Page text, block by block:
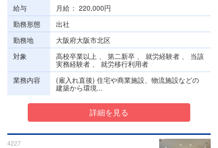
給与
月給
220,000円
勤務形態
出社
勤務地
大阪府大阪市北区
対象
高校卒業以上 、 第二新卒 、 就労経験者 、 当該
実務経験者 、 就労移行利用者
業務内容
(雇入れ直後) 住宅や商業施設、物流施設などの
建築から環境...
詳細を見る
4227